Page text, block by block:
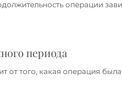
операции
периода
от того, какая операция